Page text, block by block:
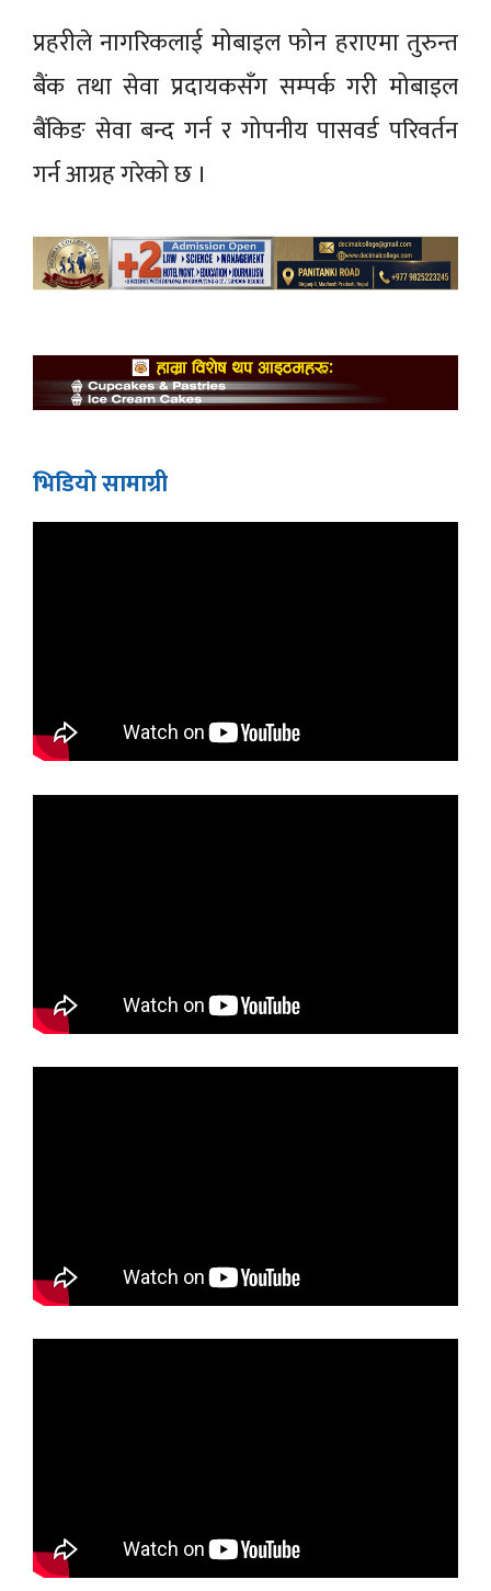
प्रहरीले नागरिकलाई मोबाइल फोन हराएमा तुरुन्त
बैंक तथा सेवा प्रदायकसँग सम्पर्क गरी मोबाइल
बैंकिङ सेवा बन्द गर्न र गोपनीय पासवर्ड परिवर्तन
गर्न आग्रह गरेको छ ।
भिडियाे सामाग्री